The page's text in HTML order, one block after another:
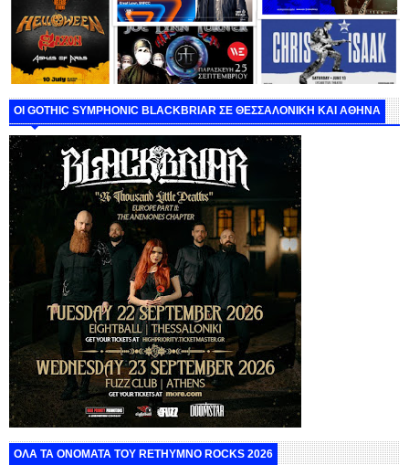
ΟΙ GOTHIC SYMPHONIC BLACKBRIAR ΣΕ ΘΕΣΣΑΛΟΝΙΚΗ ΚΑΙ ΑΘΗΝΑ
ΟΛΑ ΤΑ ΟΝΟΜΑΤΑ ΤΟΥ RETHYMNO ROCKS 2026